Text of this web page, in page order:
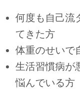
何度も自己流
てきた方
体重のせいで
生活習慣病が
悩んでいる方